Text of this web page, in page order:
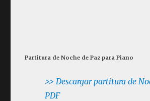
Partitura de Noche de Paz para Piano
>> Descargar partitura de
PDF